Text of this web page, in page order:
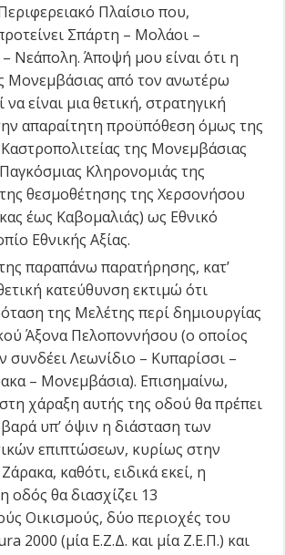
Πλαίσιο που,
Σπάρτη – Μολάοι –
Νεάπολη. Άποψή μου είναι ότι η
Μονεμβάσιας από τον ανωτέρω
είναι μια θετική, στρατηγική
απαραίτητη προϋπόθεση όμως της
της Μονεμβάσιας
Κληρονομιάς της
της θεσμοθέτησης της Χερσονήσου
έως Καβομαλιάς) ως Εθνικό
Εθνικής Αξίας.
παραπάνω παρατήρησης, κατ’
κατεύθυνση εκτιμώ ότι
της Μελέτης περί δημιουργίας
Άξονα Πελοποννήσου (ο οποίος
συνδέει Λεωνίδιο – Κυπαρίσσι –
– Μονεμβάσια). Επισημαίνω,
χάραξη αυτής της οδού θα πρέπει
υπ’ όψιν η διάσταση των
επιπτώσεων, κυρίως στην
καθότι, ειδικά εκεί, η
οδός θα διασχίζει 13
Οικισμούς, δύο περιοχές του
2000 (μία Ε.Ζ.Δ. και μία Ζ.Ε.Π.) και